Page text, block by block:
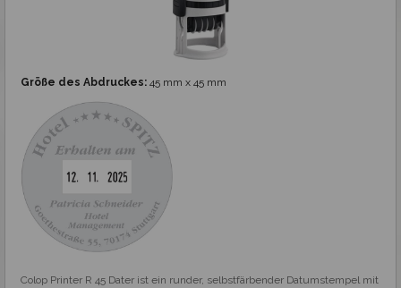
Größe des Abdruckes: 45 mm x 45 mm
Colop Printer R 45 Dater ist ein runder, selbstfärbender Datumstempel mit